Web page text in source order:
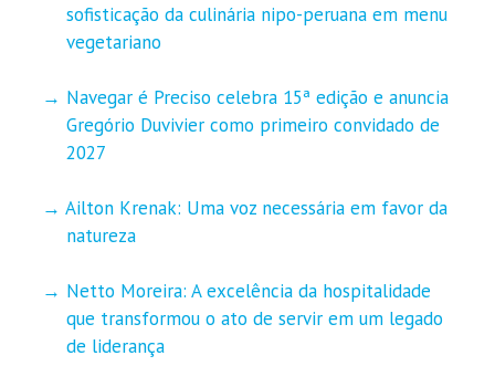
sofisticação da culinária nipo-peruana em menu
vegetariano
Navegar é Preciso celebra 15ª edição e anuncia
Gregório Duvivier como primeiro convidado de
2027
Ailton Krenak: Uma voz necessária em favor da
natureza
Netto Moreira: A excelência da hospitalidade
que transformou o ato de servir em um legado
de liderança